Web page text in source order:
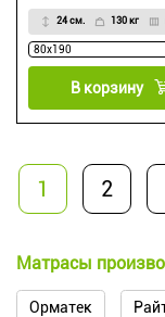
24 см. 130 кг
В корзину
1 2
Матрасы
Орматек